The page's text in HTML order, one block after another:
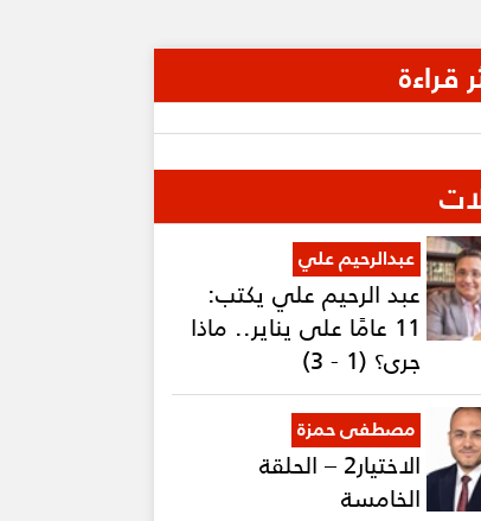
قراءة
عبدالرحيم علي
عبد الرحيم علي يكتب:
11 عامًا على يناير.. ماذا
جرى؟ (1 - 3)
مصطفى حمزة
الاختيار2 – الحلقة
الخامسة